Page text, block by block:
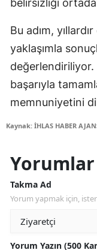
belirsizliği
Bu adım,
yaklaşımla
değerlendiriliyor.
başarıyla
memnuniyetini
Kaynak: İHLAS HABER
Yorumlar
Takma Ad
Yorum yapmak için,
Yorum Yazın (500